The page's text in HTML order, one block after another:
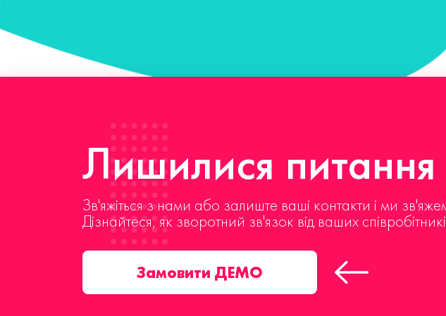
Лишилися питання
Зв'яжіться з нами або залиште ваші контакти і ми
Дізнайтеся, як зворотний зв'язок від ваших
Замовити ДЕМО